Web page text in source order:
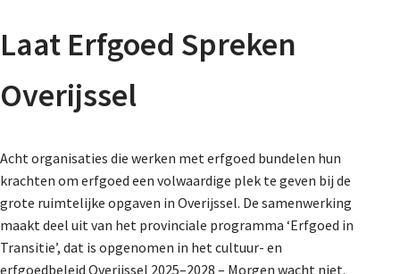
Laat Erfgoed Spreken
Overijssel
Acht organisaties die werken met erfgoed bundelen hun
krachten om erfgoed een volwaardige plek te geven bij de
grote ruimtelijke opgaven in Overijssel. De samenwerking
maakt deel uit van het provinciale programma ‘Erfgoed in
Transitie’, dat is opgenomen in het cultuur- en
erfgoedbeleid Overijssel 2025–2028 – Morgen wacht niet.
Our story
Projecten
Vacatures